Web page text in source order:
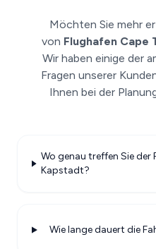
Möchten Sie mehr
von Flughafen Cape
Wir haben einige der
Fragen unserer
Ihnen bei der
Wo genau treffen Sie der
Kapstadt?
Wie lange dauert die